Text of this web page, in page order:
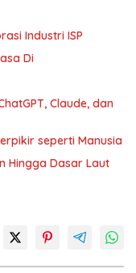
Industri ISP
Di
Claude, dan
seperti Manusia
Hingga Dasar Laut